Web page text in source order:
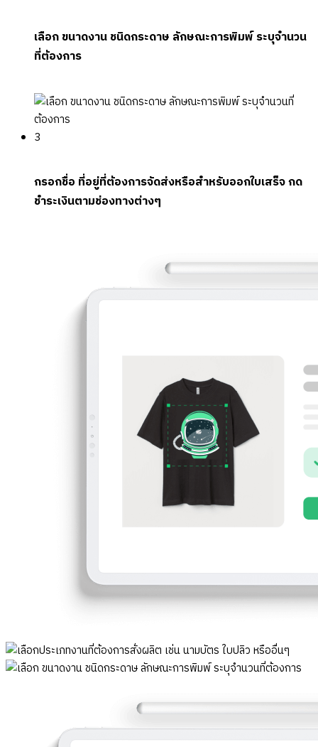
เลือก ขนาดงาน ชนิดกระดาษ ลักษณะการพิมพ์ ระบุจำนวน
ที่ต้องการ
3
กรอกชื่อ ที่อยู่ที่ต้องการจัดส่งหรือสำหรับออกใบเสร็จ กด
ชำระเงินตามช่องทางต่างๆ